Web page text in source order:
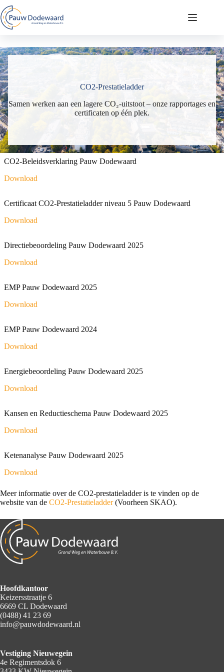
naar
de
inhoud
CO2-Prestatieladder
Samen werken aan een lagere CO₂-uitstoot – onze rapportages en
certificaten op één plek.
CO2-Beleidsverklaring Pauw Dodewaard
Download
Certificaat CO2-Prestatieladder niveau 5 Pauw Dodewaard
Download
Directiebeoordeling Pauw Dodewaard 2025
Download
EMP Pauw Dodewaard 2025
Download
EMP Pauw Dodewaard 2024
Download
Energiebeoordeling Pauw Dodewaard 2025
Download
Kansen en Reductieschema Pauw Dodewaard 2025
Download
Ketenanalyse Pauw Dodewaard 2025
Download
Meer informatie over de CO2-prestatieladder is te vinden op de
website van de CO2-Prestatieladder(Voorheen SKAO).
Hoofdkantoor
Keizersstraatje 6
6669 CL Dodewaard
(0488) 41 23 69
info@pauwdodewaard.nl
Vestiging Nieuwegein
4e Regimentsdok 6